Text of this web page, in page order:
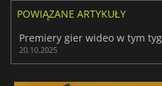
POWIĄZANE ARTYKUŁY
20.10.2025